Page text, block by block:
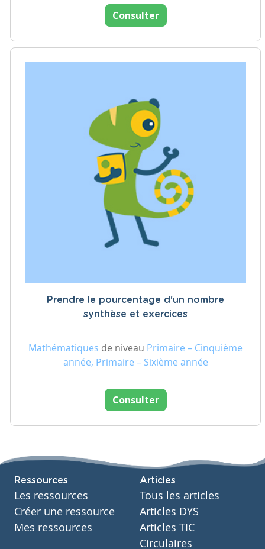
Consulter
Prendre le pourcentage d'un nombre
synthèse et exercices
Mathématiques de niveau Primaire – Cinquième
année, Primaire – Sixième année
Consulter
Ressources
Les ressources
Créer une ressource
Mes ressources
Articles
Tous les articles
Articles DYS
Articles TIC
Circulaires